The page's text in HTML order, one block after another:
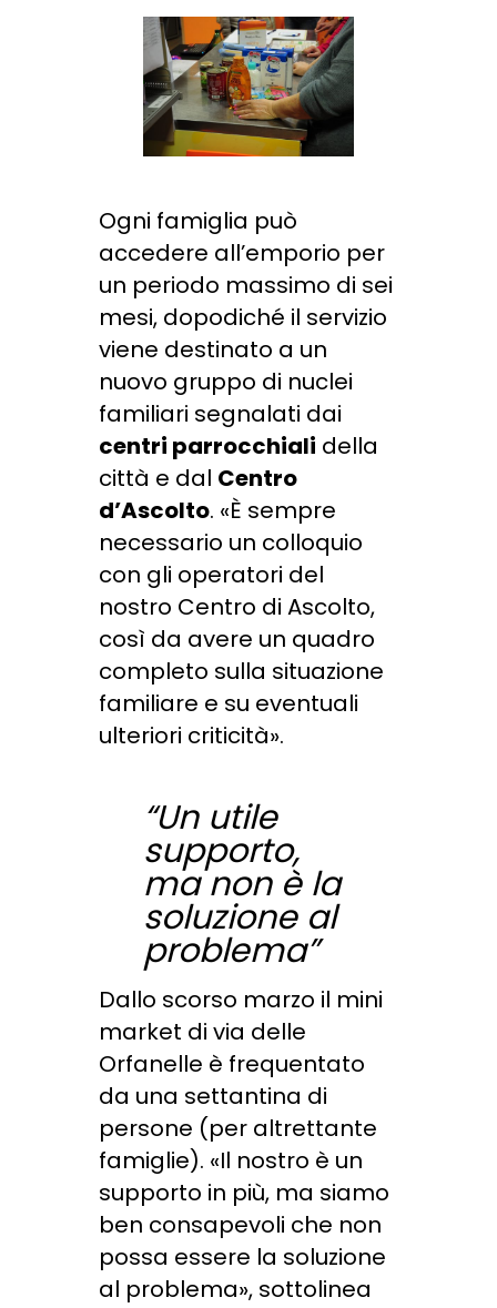
Ogni famiglia può
accedere all’emporio per
un periodo massimo di sei
mesi, dopodiché il servizio
viene destinato a un
nuovo gruppo di nuclei
familiari segnalati dai
centri parrocchiali della
città e dal Centro
d’Ascolto. «È sempre
necessario un colloquio
con gli operatori del
nostro Centro di Ascolto,
così da avere un quadro
completo sulla situazione
familiare e su eventuali
ulteriori criticità».
“Un utile
supporto,
ma non è la
soluzione al
problema”
Dallo scorso marzo il mini
market di via delle
Orfanelle è frequentato
da una settantina di
persone (per altrettante
famiglie). «Il nostro è un
supporto in più, ma siamo
ben consapevoli che non
possa essere la soluzione
al problema», sottolinea